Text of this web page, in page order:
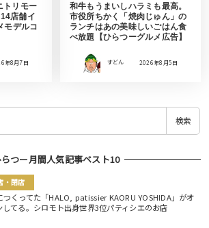
トリモー
店舗イ
モデルコ
年8月7日
和牛もうまいしハラミも最高。
市役所ちかく「焼肉じゅん」の
ランチはあの美味しいごはん食
べ放題【ひらつーグルメ広告】
すどん 2026年8月5日
検索
らつー月間人気記事ベスト10
・閉店
つくってた「HALO, patissier KAORU YOSHIDA」がオ
してる。シロモト出身世界3位パティシエのお店